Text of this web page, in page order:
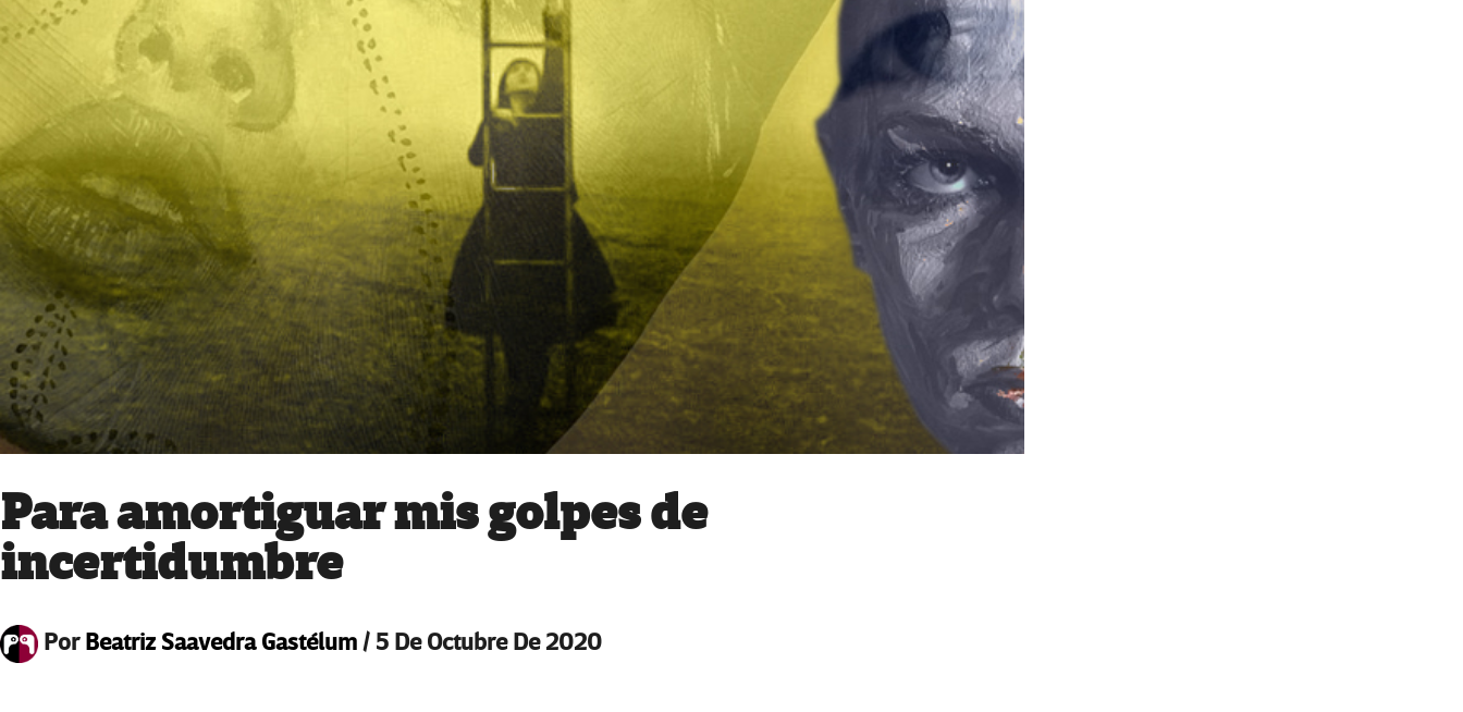
Para amortiguar mis golpes de
incertidumbre
Por Beatriz Saavedra Gastélum/ 5 De Octubre De 2020